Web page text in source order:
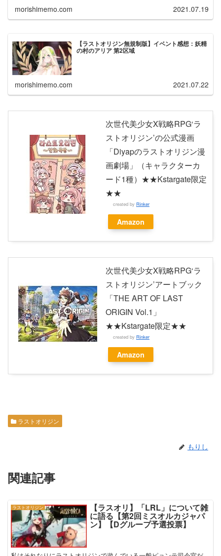
morishimemo.com 2021.07.19
【ラストオリジン無規制版】イベント感想：妖精
の村のアリア 第2区域
morishimemo.com 2021.07.22
次世代美少女X戦略RPG‘ラ
ストオリジン’の公式漫画
「Diyapのラストオリジン漫
画劇場」（キャラクターカ
ード1種）★★Kstargate限定
★★
created by Rinker
Amazon
次世代美少女X戦略RPG‘ラ
ストオリジン’アートブック
「THE ART OF LAST
ORIGIN Vol.1」
★★Kstargate限定★★
created by Rinker
Amazon
ラストオリジン
もりし
関連記事
ラストオリジン 【ラスオリ】「LRL」について雑
に語る【第2回ミスオルカジャパ
ン】【Dグループ予選投票】